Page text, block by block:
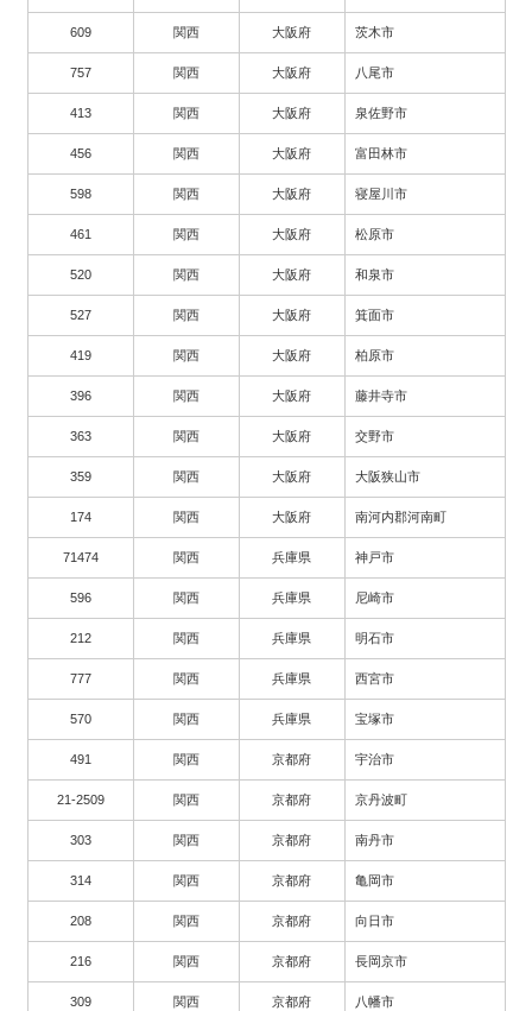
609 関西 大阪府 茨木市
757 関西 大阪府 八尾市
413 関西 大阪府 泉佐野市
456 関西 大阪府 富田林市
598 関西 大阪府 寝屋川市
461 関西 大阪府 松原市
520 関西 大阪府 和泉市
527 関西 大阪府 箕面市
419 関西 大阪府 柏原市
396 関西 大阪府 藤井寺市
363 関西 大阪府 交野市
359 関西 大阪府 大阪狭山市
174 関西 大阪府 南河内郡河南町
71474 関西 兵庫県 神戸市
596 関西 兵庫県 尼崎市
212 関西 兵庫県 明石市
777 関西 兵庫県 西宮市
570 関西 兵庫県 宝塚市
491 関西 京都府 宇治市
21-2509 関西 京都府 京丹波町
303 関西 京都府 南丹市
314 関西 京都府 亀岡市
208 関西 京都府 向日市
216 関西 京都府 長岡京市
309 関西 京都府 八幡市